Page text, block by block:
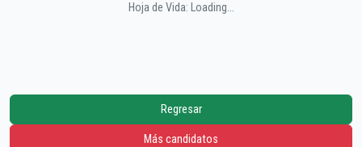
Hoja de Vida: Loading...
Regresar
Más candidatos